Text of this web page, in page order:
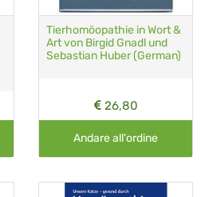
Tierhomöopathie in Wort &
Art von Birgid Gnadl und
Sebastian Huber (German)
26,80
Andare all'ordine